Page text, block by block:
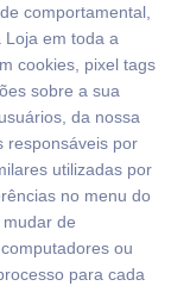
comportamental,
em toda a
cookies, pixel tags
sobre a sua
da nossa
responsáveis por
utilizadas por
no menu do
de
ou
para cada